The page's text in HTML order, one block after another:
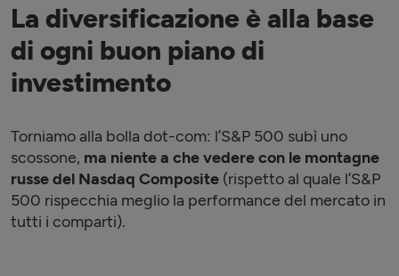
La diversificazione è alla base
di ogni buon piano di
investimento
Torniamo alla bolla dot-com: l’S&P 500 subì uno
scossone, ma niente a che vedere con le montagne
russe del Nasdaq Composite (rispetto al quale l’S&P
500 rispecchia meglio la performance del mercato in
tutti i comparti).